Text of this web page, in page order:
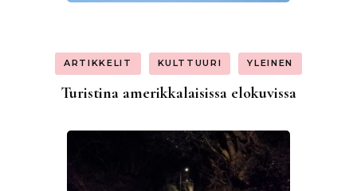
ARTIKKELIT KULTTUURI YLEINEN
Turistina amerikkalaisissa elokuvissa